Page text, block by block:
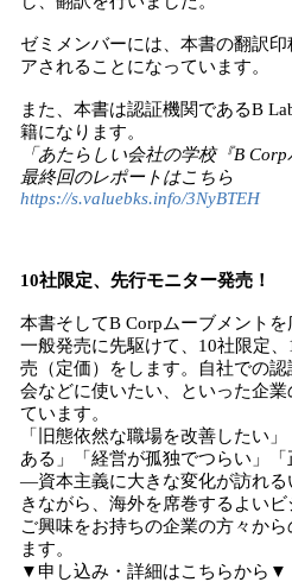
ゼミメンバーには、本書の翻訳
アされることになっています。
また、本書は認証機関であるB
籍になります。
「あたらしい会社の学校『B
最終回のレポートはこちら
https://s.valuebks.info/3NyBTEH
10社限定、先行モニター発売！
本書そしてB Corpムーブメントを
一般発売に先駆けて、10社限定
売（定価）をします。自社での
会などに使いたい、といった企
ています。
「旧態依然な職場を改善したい
ある」「経営が孤独でつらい」
―資本主義に大きな変化が訪れる
きながら、海外を席巻するよい
ご興味をお持ちの企業の方々か
ます。
▼申し込み・詳細はこちらから▼